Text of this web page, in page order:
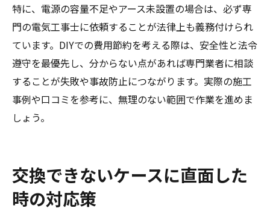
特に、電源の容量不足やアース未設置の場合は、必ず専
門の電気工事士に依頼することが法律上も義務付けられ
ています。DIYでの費用節約を考える際は、安全性と法令
遵守を最優先し、分からない点があれば専門業者に相談
することが失敗や事故防止につながります。実際の施工
事例や口コミを参考に、無理のない範囲で作業を進めま
しょう。
交換できないケースに直面した
時の対応策